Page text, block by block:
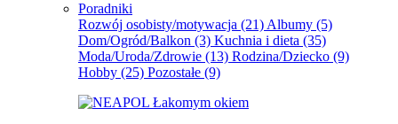
Poradniki
Rozwój osobisty/motywacja (21) Albumy (5)
Dom/Ogród/Balkon (3) Kuchnia i dieta (35)
Moda/Uroda/Zdrowie (13) Rodzina/Dziecko (9)
Hobby (25) Pozostałe (9)